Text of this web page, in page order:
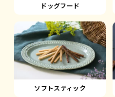
ドッグフード
ソフトスティック